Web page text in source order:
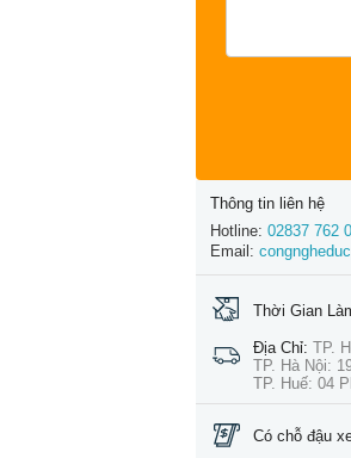
Thông tin liên hệ
Hotline: 02837 762
Email:
Thời Gian
Địa Chỉ: TP.
TP. Hà Nội:
TP. Huế: 04
Có chỗ đậu